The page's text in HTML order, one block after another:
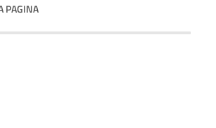
PAGINA